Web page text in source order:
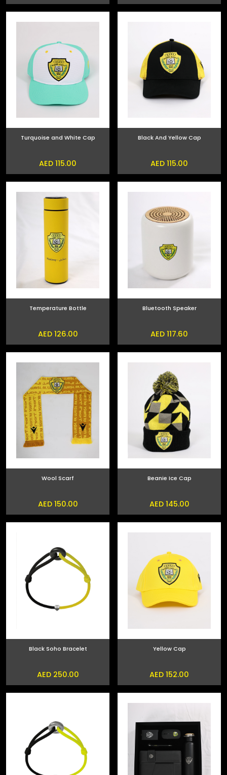
Black And Yellow Cap
AED 115.00
Turquoise and White Cap
AED 115.00
Bluetooth Speaker
AED 117.60
Temperature Bottle
AED 126.00
Beanie Ice Cap
AED 145.00
Wool Scarf
AED 150.00
Yellow Cap
AED 152.00
Black Soho Bracelet
AED 250.00